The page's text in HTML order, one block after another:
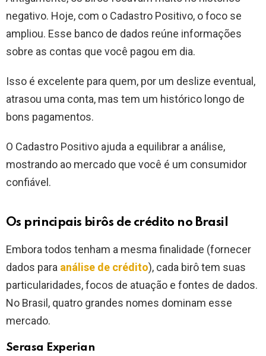
negativo. Hoje, com o Cadastro Positivo, o foco se
ampliou. Esse banco de dados reúne informações
sobre as contas que você pagou em dia.
Isso é excelente para quem, por um deslize eventual,
atrasou uma conta, mas tem um histórico longo de
bons pagamentos.
O Cadastro Positivo ajuda a equilibrar a análise,
mostrando ao mercado que você é um consumidor
confiável.
Os principais birôs de crédito no Brasil
Embora todos tenham a mesma finalidade (fornecer
dados para análise de crédito), cada birô tem suas
particularidades, focos de atuação e fontes de dados.
No Brasil, quatro grandes nomes dominam esse
mercado.
Serasa Experian